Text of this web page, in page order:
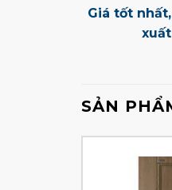
Giá tốt
SẢN